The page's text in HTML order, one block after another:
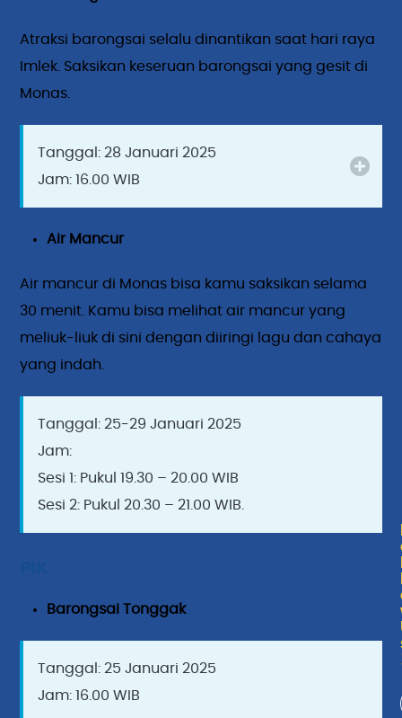
Atraksi barongsai selalu dinantikan saat hari raya
Imlek. Saksikan keseruan barongsai yang gesit di
Monas.
Tanggal: 28 Januari 2025
Jam: 16.00 WIB
Air Mancur
Air mancur di Monas bisa kamu saksikan selama
30 menit. Kamu bisa melihat air mancur yang
meliuk-liuk di sini dengan diiringi lagu dan cahaya
yang indah.
Tanggal: 25-29 Januari 2025
Jam:
Sesi 1: Pukul 19.30 – 20.00 WIB
Sesi 2: Pukul 20.30 – 21.00 WIB.
Barongsai Tonggak
Tanggal: 25 Januari 2025
Jam: 16.00 WIB